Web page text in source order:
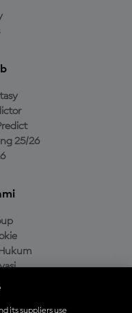
25/26
its suppliers use